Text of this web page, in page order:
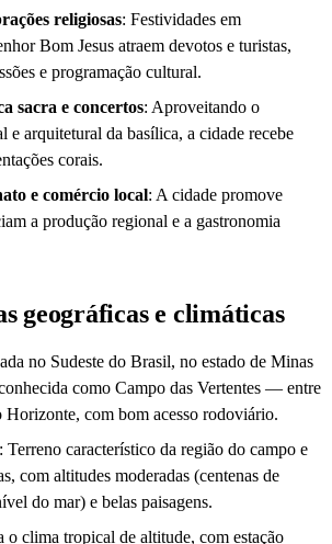
religiosas: Festividades em
Bom Jesus atraem devotos e turistas,
e programação cultural.
sacra e concertos: Aproveitando o
e arquitetural da basílica, a cidade recebe
corais.
e comércio local: A cidade promove
a produção regional e a gastronomia
geográficas e climáticas
no Sudeste do Brasil, no estado de Minas
como Campo das Vertentes — entre
com bom acesso rodoviário.
: Terreno característico da região do campo e
com altitudes moderadas (centenas de
do mar) e belas paisagens.
o clima tropical de altitude, com estação